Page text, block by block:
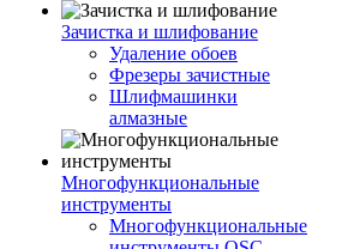
Зачистка и шлифование
Удаление обоев
Фрезеры зачистные
Шлифмашинки
алмазные
Многофункциональные
инструменты
Многофункциональные